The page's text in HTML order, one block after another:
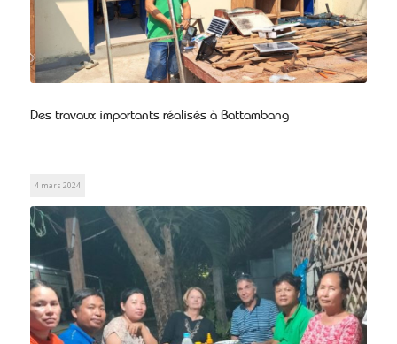
Des travaux importants réalisés à Battambang
4 mars 2024